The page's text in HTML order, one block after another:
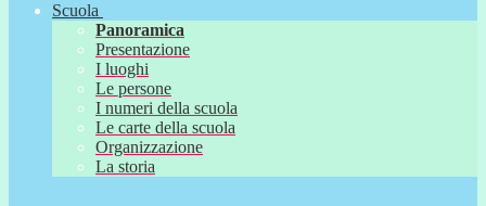
Scuola
Panoramica
Presentazione
I luoghi
Le persone
I numeri della scuola
Le carte della scuola
Organizzazione
La storia